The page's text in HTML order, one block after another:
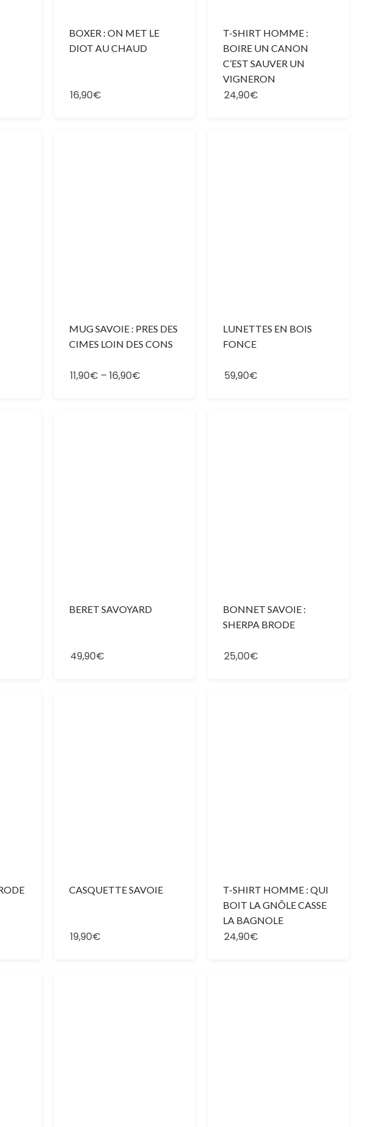
BOXER : ON MET LE
DIOT AU CHAUD
16,90€
T-SHIRT HOMME :
BOIRE UN CANON
C’EST SAUVER UN
VIGNERON
24,90€
MUG SAVOIE : PRES DES
CIMES LOIN DES CONS
11,90€ –16,90€
LUNETTES EN BOIS
FONCE
59,90€
BERET SAVOYARD
49,90€
BONNET SAVOIE :
SHERPA BRODE
25,00€
CASQUETTE SAVOIE
19,90€
T-SHIRT HOMME : QUI
BOIT LA GNÔLE CASSE
LA BAGNOLE
24,90€